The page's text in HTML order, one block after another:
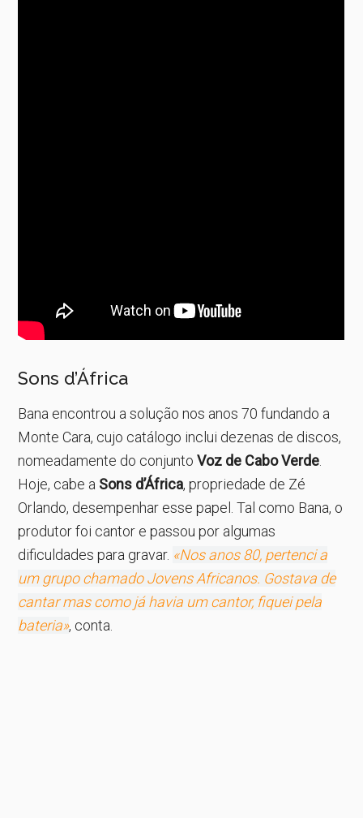
Sons d’África
Bana encontrou a solução nos anos 70 fundando a
Monte Cara, cujo catálogo inclui dezenas de discos,
nomeadamente do conjuntoVoz de Cabo Verde
Hoje, cabe a Sons d’África, propriedade de Zé
Orlando, desempenhar esse papel. Tal como Bana, o
produtor foi cantor e passou por algumas
dificuldades para gravar. «Nos anos 80, pertenci a
um grupo chamado Jovens Africanos. Gostava de
cantar mas como já havia um cantor, fiquei pela
bateria», conta.